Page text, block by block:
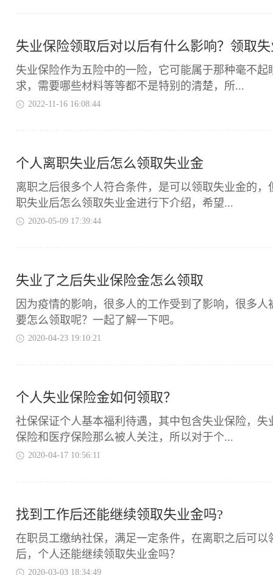
失业保险领取后对以后有什么影响？领取
失业保险作为五险中的一险，它可能属于那种毫不
求，需要哪些材料等等都不是特别的清楚，所...
2022-11-16 16:08:44
个人离职失业后怎么领取失业金
离职之后很多个人符合条件，是可以领取失业金的
职失业后怎么领取失业金进行下介绍，希望...
2020-05-09 17:39:44
失业了之后失业保险金怎么领取
因为疫情的影响，很多人的工作受到了影响，很多
要怎么领取呢？一起了解一下吧。
2020-04-23 19:10:21
个人失业保险金如何领取？
社保保证个人基本福利待遇，其中包含失业保险，
保险和医疗保险那么被人关注，所以对于个...
2020-04-17 10:56:11
找到工作后还能继续领取失业金吗?
在职员工缴纳社保，满足一定条件，在离职之后可
后，个人还能继续领取失业金吗？
2020-03-03 18:34:49